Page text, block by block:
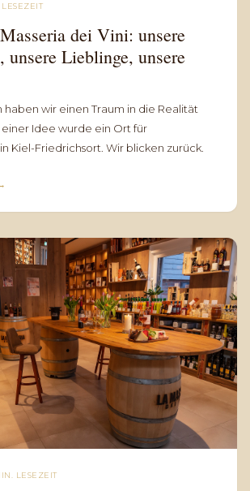
dei Vini: unsere
unsere Lieblinge, unsere
haben wir einen Traum in die Realität
einer Idee wurde ein Ort für
Kiel-Friedrichsort. Wir blicken zurück.
LESEZEIT